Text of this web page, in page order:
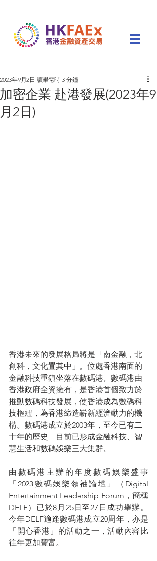
加密企業 赴港發展(2023年9
月2日)
2023年9月2日 讀畢需時 3 分鐘
香港未來的發展格局將是「南金融，北
創科，文化置其中」。位處香港南面的
金融科技重鎮坐落在數碼港。數碼港由
香港政府全資擁有，是香港首個致力於
推動數碼科技發展，使香港成為數碼科
技樞紐，為香港締造嶄新經濟動力的機
構。數碼港成立於2003年，至今已有二
十年的歷史，目前已形成金融科技、智
慧生活和數碼娛樂三大集群。
由數碼港主辦的年度數碼娛樂盛事
「2023數碼娛樂領袖論壇」（Digital
Entertainment Leadership Forum，簡稱
DELF）已於8月25日至27日成功舉辦。
今年DELF適逢數碼港成立20周年，亦是
「開心香港」的活動之一，活動內容比
往年更加豐富。